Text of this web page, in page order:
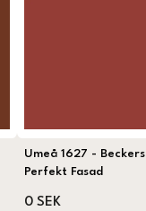
Umeå 1627 - Beckers
Perfekt Fasad
0 SEK